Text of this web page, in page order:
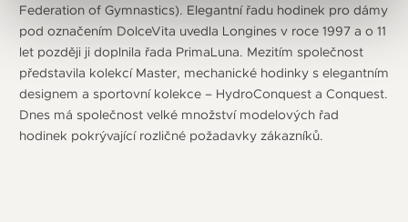
Federation of Gymnastics). Elegantní řadu hodinek pro dámy
pod označením DolceVita uvedla Longines v roce 1997 a o 11
let později ji doplnila řada PrimaLuna. Mezitím společnost
představila kolekcí Master, mechanické hodinky s elegantním
designem a sportovní kolekce – HydroConquest a Conquest.
Dnes má společnost velké množství modelových řad
hodinek pokrývající rozličné požadavky zákazníků.